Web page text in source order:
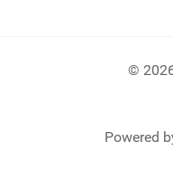
©
Powered